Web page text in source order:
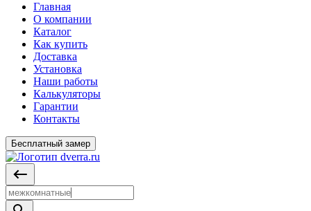
Главная
О компании
Каталог
Как купить
Доставка
Установка
Наши работы
Калькуляторы
Гарантии
Контакты
Бесплатный замер